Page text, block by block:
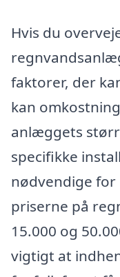
Hvis du
faktorer, der
kan
anlæggets
specifikke
nødvendige for
priserne på
15.000 og
vigtigt at